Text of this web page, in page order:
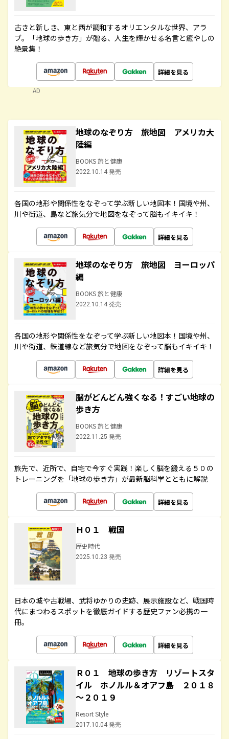
古きと新しき、東と西が調和するオリエンタルな世界、アラ
ブ。「地球の歩き方」が贈る、人生を輝かせる名言と癒やしの
絶景集！
詳細を見る
AD
地球のなぞり方 旅地図 アメリカ大
陸編
BOOKS 旅と健康
2022.10.14 発売
各国の地形や関係性をなぞって学ぶ新しい地図本！国境や州、
川や街道、島など旅気分で地図をなぞって脳もイキイキ！
詳細を見る
地球のなぞり方 旅地図 ヨーロッパ
編
BOOKS 旅と健康
2022.10.14 発売
各国の地形や関係性をなぞって学ぶ新しい地図本！国境や州、
川や街道、鉄道線など旅気分で地図をなぞって脳もイキイキ！
詳細を見る
脳がどんどん強くなる！すごい地球の
歩き方
BOOKS 旅と健康
2022.11.25 発売
旅先で、近所で、自宅で今すぐ実践！楽しく脳を鍛える５０の
トレーニングを「地球の歩き方」が最新脳科学とともに解説
詳細を見る
Ｈ０１ 戦国
歴史時代
2025.10.23 発売
日本の城や古戦場、武将ゆかりの史跡、展示施設など、戦国時
代にまつわるスポットを徹底ガイドする歴史ファン必携の一
冊。
詳細を見る
Ｒ０１ 地球の歩き方 リゾートスタ
イル ホノルル＆オアフ島 ２０１８
～２０１９
Resort Style
2017.10.04 発売